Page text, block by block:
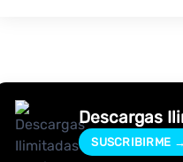
Descargas
SUSCRIBIRME →